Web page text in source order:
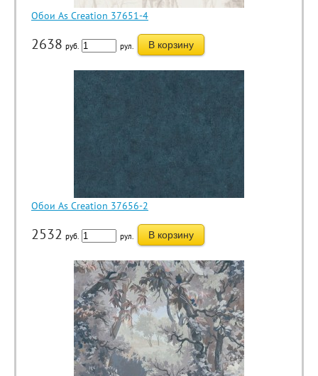
Обои As Creation 37651-4
2638 руб. рул. В корзину
Обои As Creation 37656-2
2532 руб. рул. В корзину